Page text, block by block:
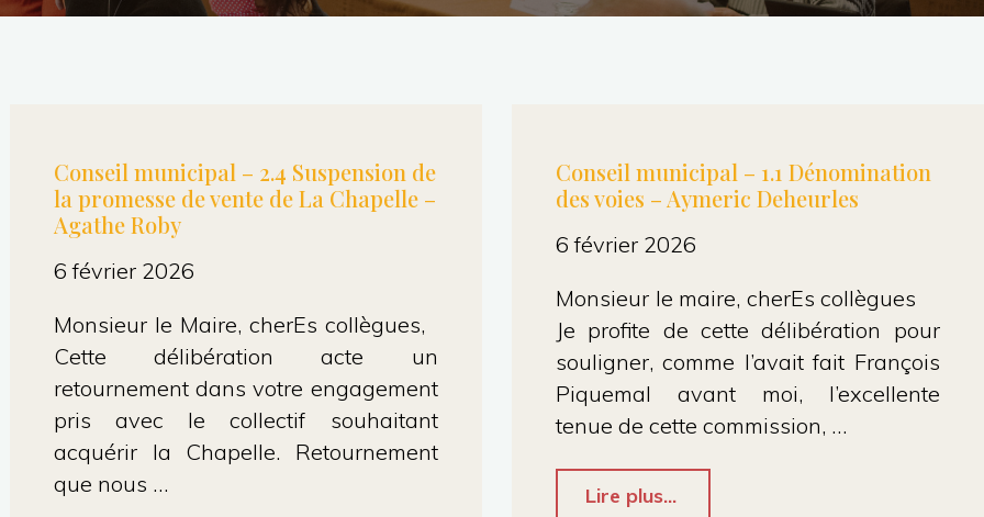
Conseil municipal – 2.4 Suspension de
la promesse de vente de La Chapelle –
Agathe Roby
6 février 2026
Monsieur le Maire, cherEs collègues,
Cette délibération acte un
retournement dans votre engagement
pris avec le collectif souhaitant
acquérir la Chapelle. Retournement
que nous …
Conseil municipal – 1.1 Dénomination
des voies – Aymeric Deheurles
6 février 2026
Monsieur le maire, cherEs collègues
Je profite de cette délibération pour
souligner, comme l’avait fait François
Piquemal avant moi, l’excellente
tenue de cette commission, …
Lire plus...